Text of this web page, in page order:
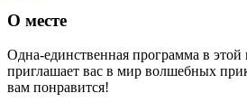
О месте
Одна-единственная программа в этой
приглашает вас в мир волшебных
вам понравится!